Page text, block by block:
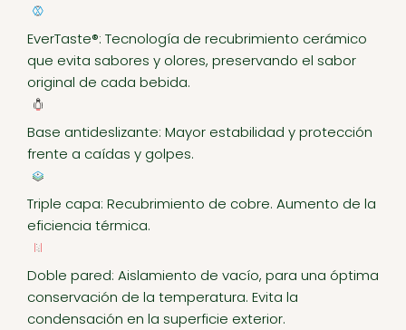
EverTaste®: Tecnología de recubrimiento cerámico
que evita sabores y olores, preservando el sabor
original de cada bebida.
Base antideslizante: Mayor estabilidad y protección
frente a caídas y golpes.
Triple capa: Recubrimiento de cobre. Aumento de la
eficiencia térmica.
Doble pared: Aislamiento de vacío, para una óptima
conservación de la temperatura. Evita la
condensación en la superficie exterior.